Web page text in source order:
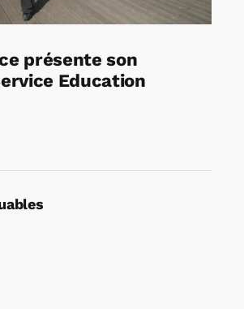
présente son
Education